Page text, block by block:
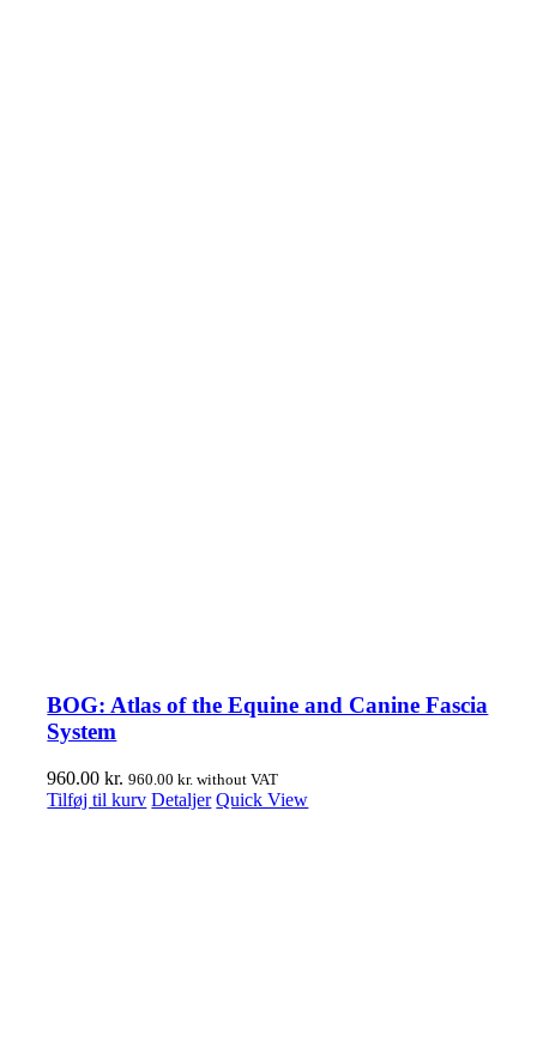
BOG: Atlas of the Equine and Canine Fascia
System
960.00kr. 960.00kr. without VAT
Tilføj til kurv Detaljer Quick View